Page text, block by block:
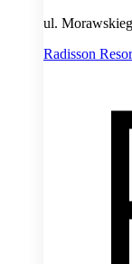
ul.
Radisson